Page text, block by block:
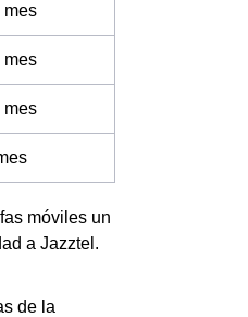
mes
mes
mes
móviles un
a Jazztel.
de la